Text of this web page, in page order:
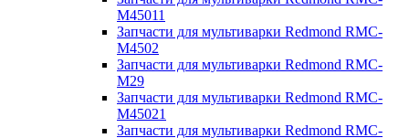
M45011
Запчасти для мультиварки Redmond RMC-
M4502
Запчасти для мультиварки Redmond RMC-
M29
Запчасти для мультиварки Redmond RMC-
M45021
Запчасти для мультиварки Redmond RMC-